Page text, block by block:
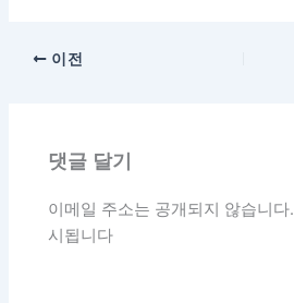
이전
댓글 달기
이메일 주소는 공개되지 않습니다.
시됩니다